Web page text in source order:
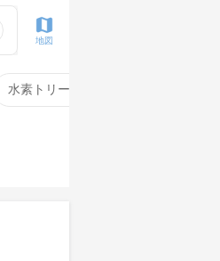
水素トリートメント
地図